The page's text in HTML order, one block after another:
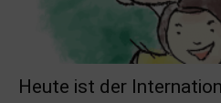
Heute ist der